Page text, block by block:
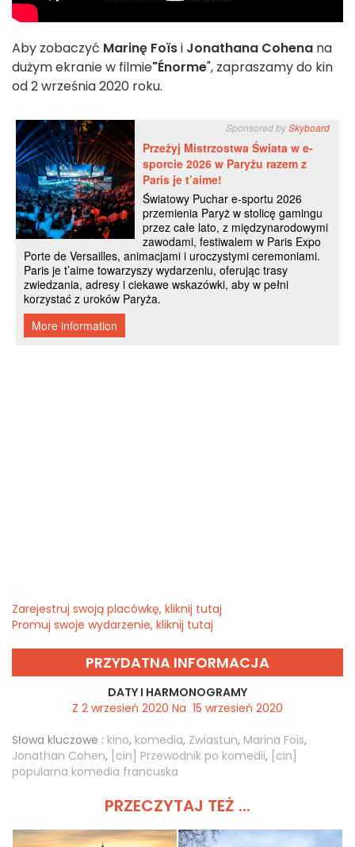
Aby zobaczyć Marinę Foïsi Jonathana Cohena na
dużym ekranie w filmie"Énorme", zapraszamy do kin
od 2 września 2020 roku.
Zarejestruj swoją placówkę, kliknij tutaj
Promuj swoje wydarzenie, kliknij tutaj
PRZYDATNA INFORMACJA
DATY I HARMONOGRAMY
Z 2 wrzesień 2020 Na 15 wrzesień 2020
Słowa kluczowe : kino, komedia, Zwiastun, Marina Foïs,
Jonathan Cohen, [cin] Przewodnik po komedii, [cin]
popularna komedia francuska
PRZECZYTAJ TEŻ ...